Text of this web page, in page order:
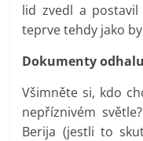
lid zvedl a
teprve tehdy jako
Dokumenty
Všimněte si, kdo
nepříznivém
Berija (jestli to